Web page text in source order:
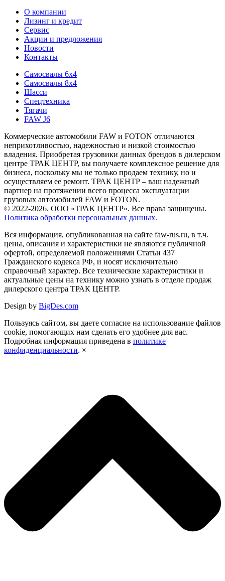
О компании
Лизинг и кредит
Сервис
Акции и предложения
Новости
Контакты
Самосвалы 6х4
Самосвалы 8х4
Шасси
Спецтехника
Тягачи
FAW J6
Коммерческие автомобили FAW и FOTON отличаются
неприхотливостью, надежностью и низкой стоимостью
владения. Приобретая грузовики данных брендов в дилерском
центре ТРАК ЦЕНТР, вы получаете комплексное решение для
бизнеса, поскольку мы не только продаем технику, но и
осуществляем ее ремонт. ТРАК ЦЕНТР – ваш надежный
партнер на протяжении всего процесса эксплуатации
грузовых автомобилей FAW и FOTON.
© 2022-2026. ООО «ТРАК ЦЕНТР». Все права защищены.
Политика обработки персональных данных.
Вся информация, опубликованная на сайте faw-rus.ru, в т.ч.
цены, описания и характеристики не являются публичной
офертой, определяемой положениями Статьи 437
Гражданского кодекса РФ, и носят исключительно
справочный характер. Все технические характеристики и
актуальные цены на технику можно узнать в отделе продаж
дилерского центра ТРАК ЦЕНТР.
Design by BigDes.com
Пользуясь сайтом, вы даете согласие на использование файлов
cookie, помогающих нам сделать его удобнее для вас.
Подробная информация приведена в политике
конфиденциальности. ×